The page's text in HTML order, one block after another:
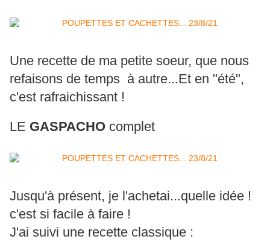
Une recette de ma petite soeur, que nous
refaisons de temps à autre...Et en "été",
c'est rafraichissant !
LE GASPACHO complet
Jusqu'à présent, je l'achetai...quelle idée !
c'est si facile à faire !
J'ai suivi une recette classique :